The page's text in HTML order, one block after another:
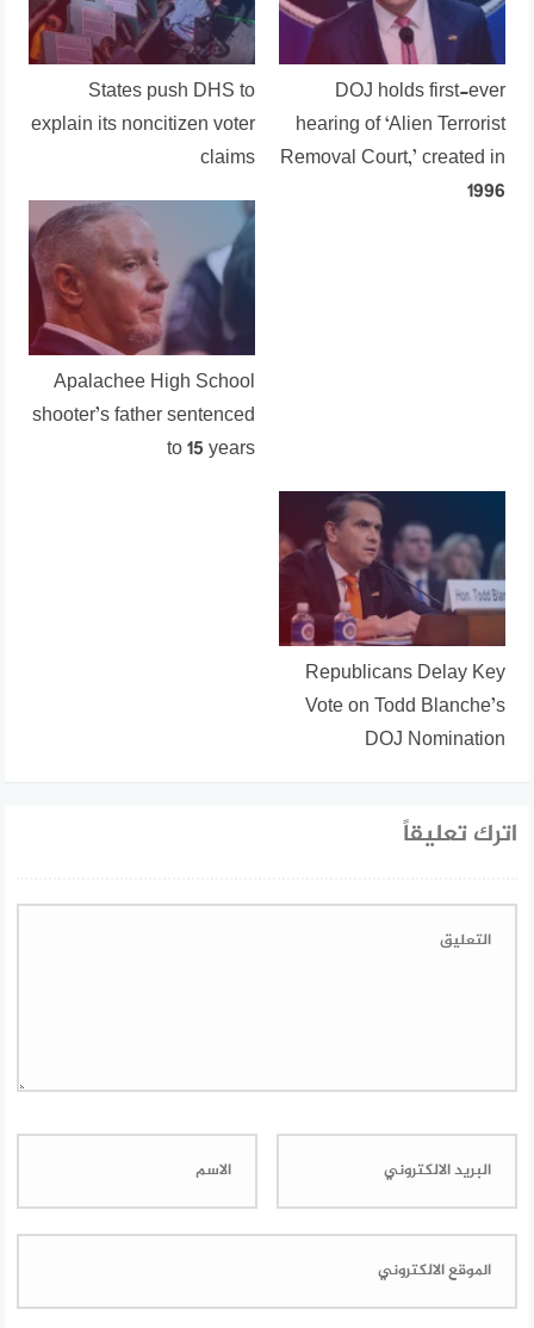
DOJ holds first-ever
hearing of ‘Alien Terrorist
Removal Court,’ created in
1996
States push DHS to
explain its noncitizen voter
claims
Apalachee High School
shooter’s father sentenced
to 15 years
Republicans Delay Key
Vote on Todd Blanche’s
DOJ Nomination
اترك تعليقاً